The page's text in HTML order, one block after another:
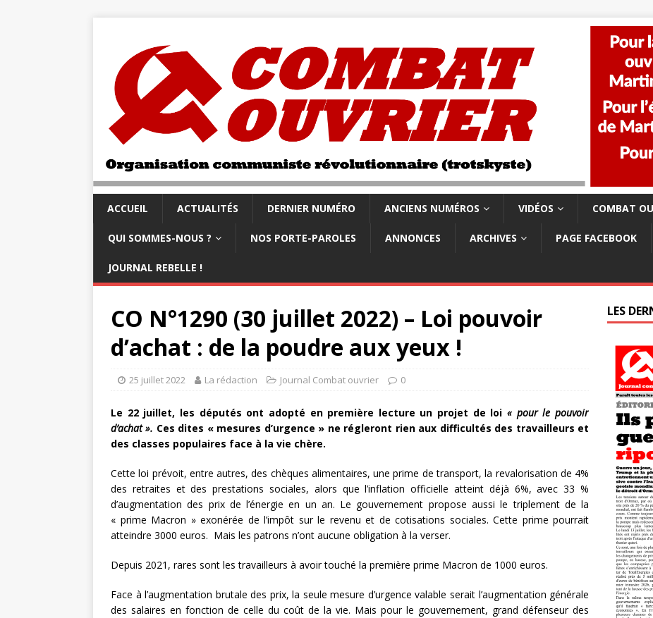
ACCUEIL ACTUALITÉS DERNIER NUMÉRO ANCIENS NUMÉROS VIDÉOS COMBAT
QUI SOMMES-NOUS ? NOS PORTE-PAROLES ANNONCES ARCHIVES PAGE FACEBOOK
JOURNAL REBELLE !
CO N°1290 (30 juillet 2022) – Loi pouvoir
d’achat : de la poudre aux yeux !
25 juillet 2022 La rédaction Journal Combat ouvrier 0
Le 22 juillet, les députés ont adopté en première lecture un projet de loi« pour le pouvoir
d’achat ». Ces dites « mesures d’urgence » ne régleront rien aux difficultés des travailleurs et
des classes populaires face à la vie chère.
Cette loi prévoit, entre autres, des chèques alimentaires, une prime de transport, la revalorisation de 4%
des retraites et des prestations sociales, alors que l’inflation officielle atteint déjà 6%, avec 33 %
d’augmentation des prix de l’énergie en un an. Le gouvernement propose aussi le triplement de la
« prime Macron » exonérée de l’impôt sur le revenu et de cotisations sociales. Cette prime pourrait
atteindre 3000 euros. Mais les patrons n’ont aucune obligation à la verser.
Depuis 2021, rares sont les travailleurs à avoir touché la première prime Macron de 1000 euros.
Face à l’augmentation brutale des prix, la seule mesure d’urgence valable serait l’augmentation générale
des salaires en fonction de celle du coût de la vie. Mais pour le gouvernement, grand défenseur des
LES